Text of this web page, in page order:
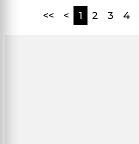
<< < 1 (current)
2 3 4